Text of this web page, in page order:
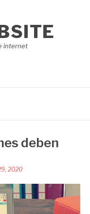
internet
deben
2020